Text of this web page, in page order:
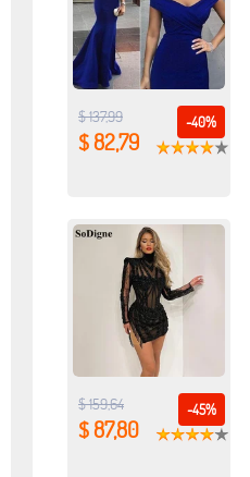
-40%
$ 137,99
$ 82,79
-45%
$ 159,64
$ 87,80